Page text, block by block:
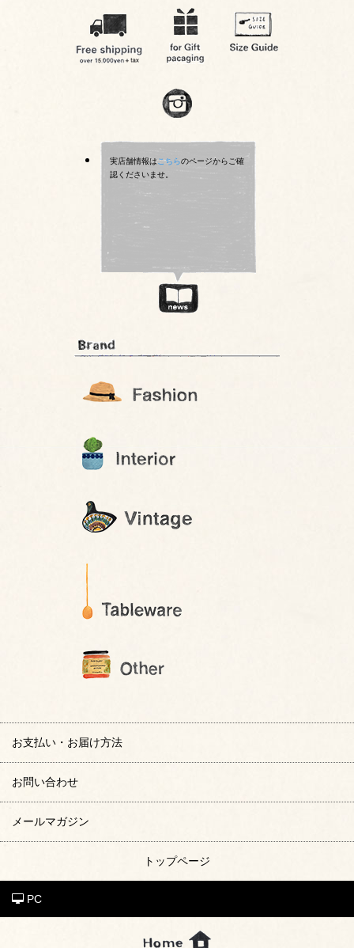
実店舗情報はこちらのページからご確
認くださいませ。
お支払い・お届け方法
お問い合わせ
メールマガジン
トップページ
PC